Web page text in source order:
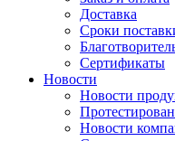
Доставка
Сроки
Сертификаты
Новости
Новости
Новости